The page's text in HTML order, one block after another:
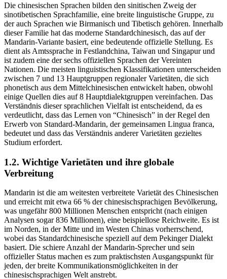
Die chinesischen Sprachen bilden den sinitischen Zweig der
sinotibetischen Sprachfamilie, eine breite linguistische Gruppe, zu
der auch Sprachen wie Birmanisch und Tibetisch gehören. Innerhalb
dieser Familie hat das moderne Standardchinesisch, das auf der
Mandarin-Variante basiert, eine bedeutende offizielle Stellung. Es
dient als Amtssprache in Festlandchina, Taiwan und Singapur und
ist zudem eine der sechs offiziellen Sprachen der Vereinten
Nationen. Die meisten linguistischen Klassifikationen unterscheiden
zwischen 7 und 13 Hauptgruppen regionaler Varietäten, die sich
phonetisch aus dem Mittelchinesischen entwickelt haben, obwohl
einige Quellen dies auf 8 Hauptdialektgruppen vereinfachen. Das
Verständnis dieser sprachlichen Vielfalt ist entscheidend, da es
verdeutlicht, dass das Lernen von “Chinesisch” in der Regel den
Erwerb von Standard-Mandarin, der gemeinsamen Lingua franca,
bedeutet und dass das Verständnis anderer Varietäten gezieltes
Studium erfordert.
1.2. Wichtige Varietäten und ihre globale
Verbreitung
Mandarin ist die am weitesten verbreitete Varietät des Chinesischen
und erreicht mit etwa 66 % der chinesischsprachigen Bevölkerung,
was ungefähr 800 Millionen Menschen entspricht (nach einigen
Analysen sogar 836 Millionen), eine beispiellose Reichweite. Es ist
im Norden, in der Mitte und im Westen Chinas vorherrschend,
wobei das Standardchinesische speziell auf dem Pekinger Dialekt
basiert. Die schiere Anzahl der Mandarin-Sprecher und sein
offizieller Status machen es zum praktischsten Ausgangspunkt für
jeden, der breite Kommunikationsmöglichkeiten in der
chinesischsprachigen Welt anstrebt.